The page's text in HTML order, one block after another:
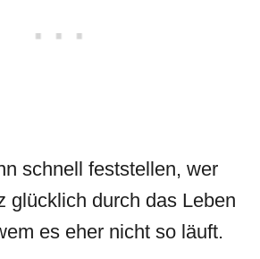
schnell feststellen, wer
glücklich durch das Leben
es eher nicht so läuft.